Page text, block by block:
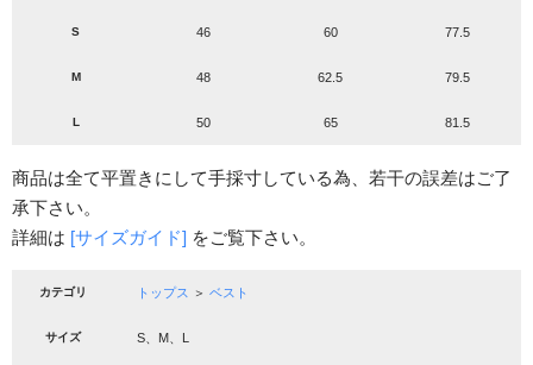
S 46 60 77.5
M 48 62.5 79.5
L 50 65 81.5
商品は全て平置きにして手採寸している為、若干の誤差はご了
承下さい。
詳細は [サイズガイド] をご覧下さい。
カテゴリ トップス ＞ ベスト
サイズ S、M、L